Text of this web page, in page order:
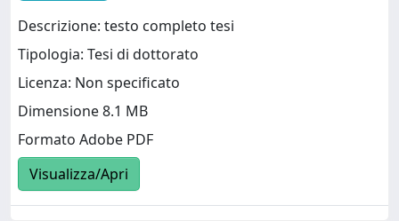
Descrizione: testo completo tesi
Tipologia: Tesi di dottorato
Licenza: Non specificato
Dimensione 8.1 MB
Formato Adobe PDF
Visualizza/Apri